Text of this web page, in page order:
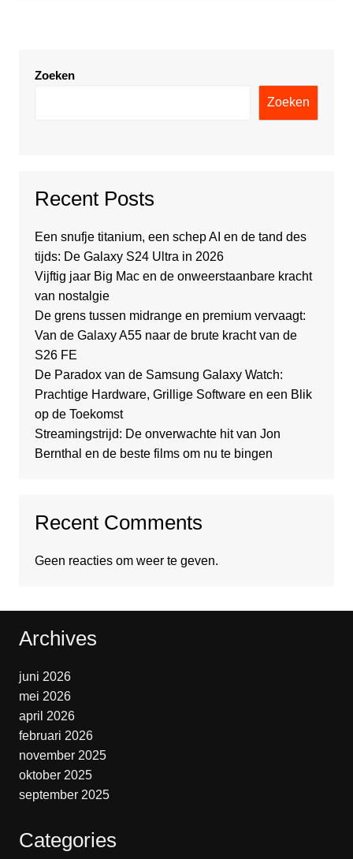
Zoeken
Zoeken
Recent Posts
Een snufje titanium, een schep AI en de tand des
tijds: De Galaxy S24 Ultra in 2026
Vijftig jaar Big Mac en de onweerstaanbare kracht
van nostalgie
De grens tussen midrange en premium vervaagt:
Van de Galaxy A55 naar de brute kracht van de
S26 FE
De Paradox van de Samsung Galaxy Watch:
Prachtige Hardware, Grillige Software en een Blik
op de Toekomst
Streamingstrijd: De onverwachte hit van Jon
Bernthal en de beste films om nu te bingen
Recent Comments
Geen reacties om weer te geven.
Archives
juni 2026
mei 2026
april 2026
februari 2026
november 2025
oktober 2025
september 2025
Categories